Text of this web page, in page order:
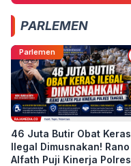
PARLEMEN
Parlemen
46 Juta Butir Obat Keras
Ilegal Dimusnakan! Rano
Alfath Puji Kinerja Polres